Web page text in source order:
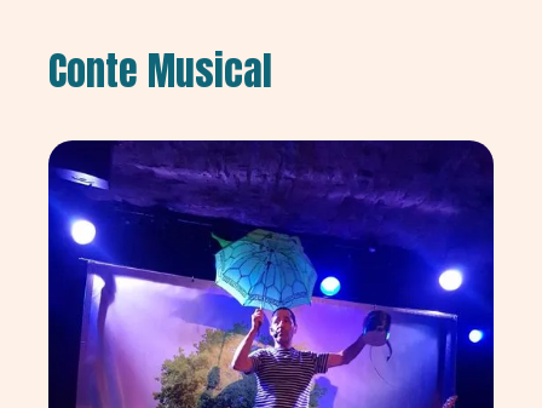
Conte Musical